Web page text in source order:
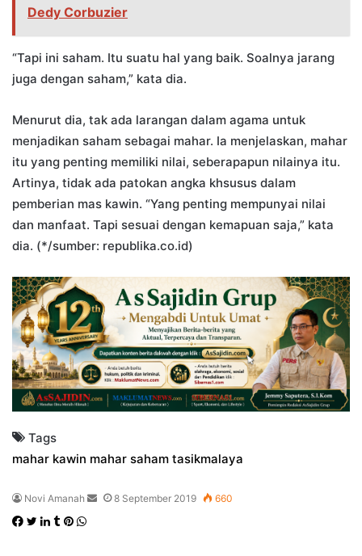
Dedy Corbuzier
“Tapi ini saham. Itu suatu hal yang baik. Soalnya jarang
juga dengan saham,” kata dia.
Menurut dia, tak ada larangan dalam agama untuk
menjadikan saham sebagai mahar. Ia menjelaskan, mahar
itu yang penting memiliki nilai, seberapapun nilainya itu.
Artinya, tidak ada patokan angka khsusus dalam
pemberian mas kawin. “Yang penting mempunyai nilai
dan manfaat. Tapi sesuai dengan kemapuan saja,” kata
dia. (*/sumber: republika.co.id)
Tags
mahar kawin mahar saham tasikmalaya
Novi Amanah
Send8 September 2019 660
Facebook
Twitter
LinkedIn
TumblrPinterest
WhatsApp